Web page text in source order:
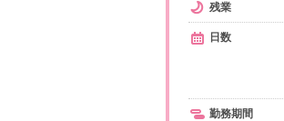
残業
日数
勤務期間